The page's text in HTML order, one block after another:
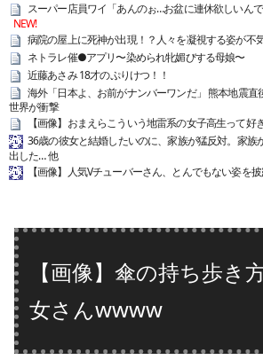
スーパー店員ワイ「あんのぉ…お盆に連休欲しいん
NEW!
病院の屋上に死神が出現！？人々を凝視する姿が不
ネトラレ催●アプリ〜染められ牝媚びする母娘〜
近藤あさみ 18才のぷりけつ！！
海外「日本よ、お前がナンバーワンだ」 熊本地震
世界が衝撃
【画像】おまえらこういう地雷系の女子高生って好
36歳の彼女と結婚したいのに、家族が猛反対。家族
出した… 他
【画像】人気Vチューバーさん、とんでもない姿を
【画像】傘の持ち歩き
女さんwwww